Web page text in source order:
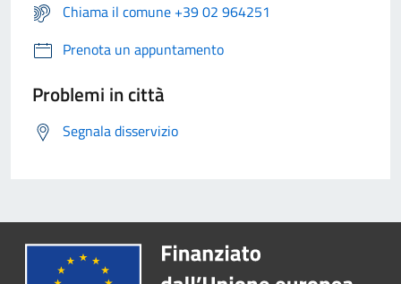
Chiama il comune +39 02 964251
Prenota un appuntamento
Problemi in città
Segnala disservizio